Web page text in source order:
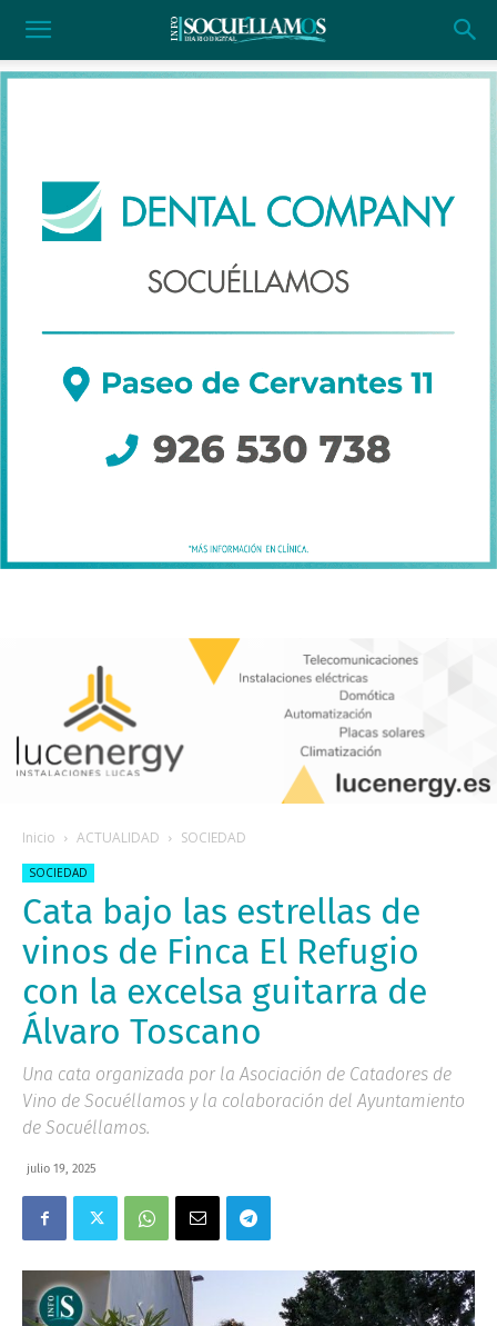
Inicio ACTUALIDAD SOCIEDAD
SOCIEDAD
Cata bajo las estrellas de
vinos de Finca El Refugio
con la excelsa guitarra de
Álvaro Toscano
Una cata organizada por la Asociación de Catadores de
Vino de Socuéllamos y la colaboración del Ayuntamiento
de Socuéllamos.
julio 19, 2025